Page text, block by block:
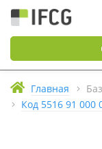
Главная
Код 5516 91 000